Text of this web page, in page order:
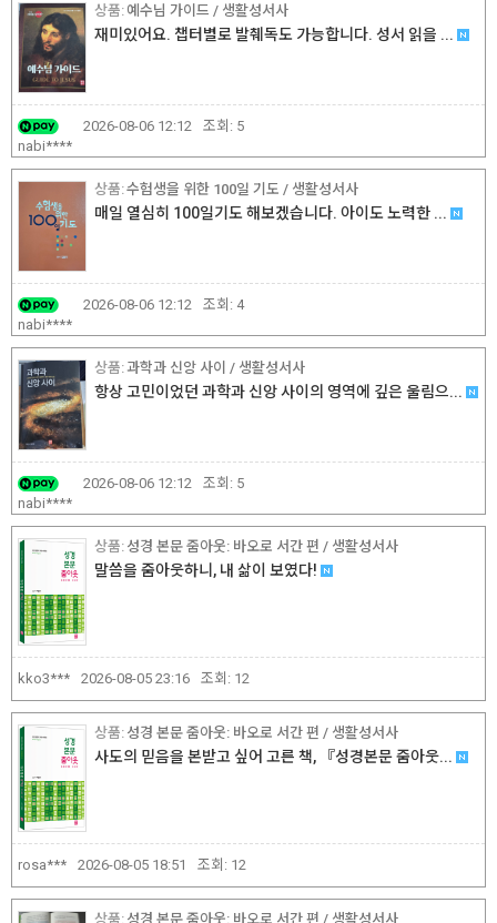
예수님 가이드 / 생활성서사
재미있어요. 챕터별로 발췌독도 가능합니다. 성서 읽을 ...
nabi****
2026-08-06 12:12 조회: 5
수험생을 위한 100일 기도 / 생활성서사
매일 열심히 100일기도 해보겠습니다. 아이도 노력한 ...
nabi****
2026-08-06 12:12 조회: 4
과학과 신앙 사이 / 생활성서사
항상 고민이었던 과학과 신앙 사이의 영역에 깊은 울림으...
nabi****
2026-08-06 12:12 조회: 5
성경 본문 줌아웃: 바오로 서간 편 / 생활성서사
말씀을 줌아웃하니, 내 삶이 보였다!
kko3*** 2026-08-05 23:16 조회: 12
성경 본문 줌아웃: 바오로 서간 편 / 생활성서사
사도의 믿음을 본받고 싶어 고른 책, 『성경본문 줌아웃...
rosa*** 2026-08-05 18:51 조회: 12
성경 본문 줌아웃: 바오로 서간 편 / 생활성서사